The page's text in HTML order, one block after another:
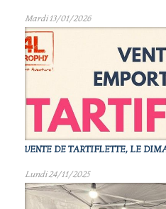
Mardi 13/01/2026
VENTE DE TARTIFLETTE, LE
Lundi 24/11/2025